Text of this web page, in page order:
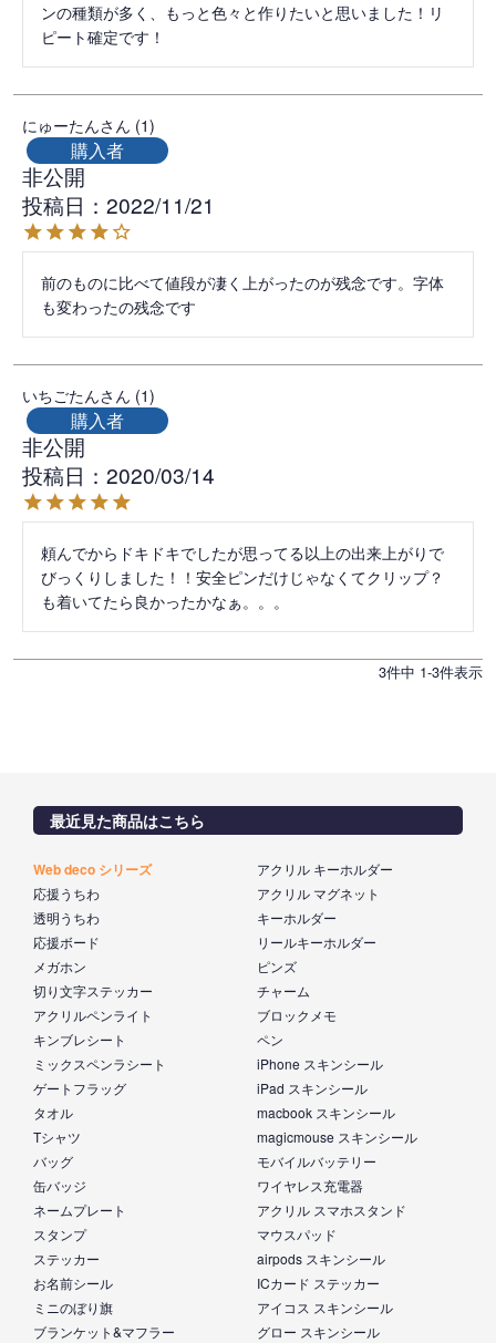
ンの種類が多く、もっと色々と作りたいと思いました！リ
ピート確定です！
にゅーたん 1
購入者
非公開
投稿日
2022/11/21
前のものに比べて値段が凄く上がったのが残念です。字体
も変わったの残念です
いちごたん 1
購入者
非公開
投稿日
2020/03/14
頼んでからドキドキでしたが思ってる以上の出来上がりで
びっくりしました！！安全ピンだけじゃなくてクリップ？
も着いてたら良かったかなぁ。。。
3件中 1-3件表示
最近見た商品はこちら
Web deco シリーズ
応援うちわ
透明うちわ
応援ボード
メガホン
切り文字ステッカー
アクリルペンライト
キンブレシート
ミックスペンラシート
ゲートフラッグ
タオル
Tシャツ
バッグ
缶バッジ
ネームプレート
スタンプ
ステッカー
お名前シール
ミニのぼり旗
ブランケット&マフラー
アクリル キーホルダー
アクリル マグネット
キーホルダー
リールキーホルダー
ピンズ
チャーム
ブロックメモ
ペン
iPhone スキンシール
iPad スキンシール
macbook スキンシール
magicmouse スキンシール
モバイルバッテリー
ワイヤレス充電器
アクリル スマホスタンド
マウスパッド
airpods スキンシール
ICカード ステッカー
アイコス スキンシール
グロー スキンシール